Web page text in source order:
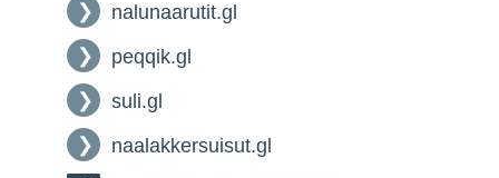
nalunaarutit.gl
peqqik.gl
suli.gl
naalakkersuisut.gl